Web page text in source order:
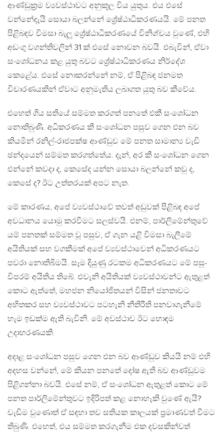
ආණ්ඩුක්‍රම ව්‍යවස්ථාවට අනුකූල විය යුතුය. එය එසේ
වන්නේදැයි සොයා බලන්නේ ශ්‍රේෂ්ඨාධිකරණයයි. මේ පනත
පිළිබඳව විමසා බැලූ ශ්‍රේෂ්ඨාධිකරණයේ විනිශ්චය වුණේ, එහි
අඩංගු වගන්තිවලින් 31 ක් එසේ නොවන බවයි. එබැවින්, ඒවා
සංශෝධනය කළ යුතු බවට ශ්‍රේෂ්ඨාධිකරණය නිර්දේශ
කෙළේය. එසේ නොකරන්නේ නම්, ඒ පිළිබඳ ජනමත
විචාරණයකින් ඒවාට අනුමැතිය ලබාගත යුතු බව කීවේය.
එහෙත් ගිය සතියේ සම්මත කරගත් පනතේ එකී සංශෝධන
නොතිබුණි. අධිකරණය කී සංශෝධන පසුව ගෙන එන බව
කියමින් රනිල්-රාජපක්ෂ ආණ්ඩුව මේ පනත සාමාන්‍ය වැඩි
ඡන්දයෙන් සම්මත කරගත්තේය. දැන්, අර කී සංශෝධන ගෙන
එන්නේ කවදා ද, කෙසේද යන්න සොයා බලන්නේ කවු ද,
කෙසේ ද? ඊට උත්තරයක් අපට නැත.
මේ කාරණය, අපේ ව්‍යවස්ථාවේ තවත් අඩුවක් පිළිබඳ අපේ
අවධානය යොමු කරවීමට සලස්වයි. එනම්, පාර්ලිමේන්තුවේ
යම් පනතක් සම්මත වූ පසුව, ඒ ගැන යළි විමසා බැලීමේ
අයිතියක් සහ වගකීමක් අපේ ව්‍යවස්ථාවෙන් අධිකරණයට
පවරා නොතිබීමයි. සෑම දියුණු රටකම අධිකරණයට මේ පසු-
විපරම් අයිතිය තිබේ. එවැනි අයිතියක් ව්‍යවස්ථාවන්ට ඇතුළත්
කොට ඇත්තේ, මහජන නියෝජිතයන් විසින් ජනතාවට
අහිතකර සහ ව්‍යවස්ථාවට පටහැනි නීතිරීති පනවාගැනීමේ
හැම ඉඩක්ම ඇති බැවිනි. මේ අවස්ථාව ඊට හොඳම
උදාහරණයකි. ‍
අදාළ සංශෝධන පසුව ගෙන එන බව ආණ්ඩුව කියයි නම් එහි
අදහස වන්නේ, මේ කියන පනතේ දෝෂ ඇති බව ආණ්ඩුවම
පිළිගන්නා බවයි. එසේ නම්, ඒ සංශෝධන ඇතුළත් කොට මේ
පනත පාර්ලිමේන්තුවට ඉදිරිපත් කළ නොහැකි වුණේ ඇයි?
වැඩිම වුණොත් ඒ සඳහා තව සතියක කාලයක් ප්‍රමාණවත් වීමට
තිබුණි. එහෙත්, එය සම්මත කරගැනීම එක දවසකින්වත්